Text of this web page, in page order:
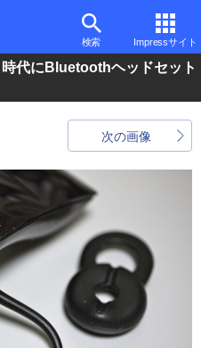
検索 Impressサイト
代にBluetoothヘッドセット
次の画像